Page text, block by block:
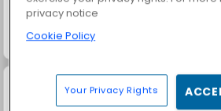
Jewel Shuffle
privacy notice
Cookie Policy
Your Privacy Rights